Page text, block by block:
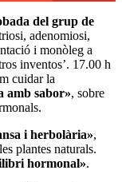
del grup de
adenomiosi,
i monòleg a
inventos’. 17.00 h
cuidar la
amb sabor», sobre
i herbolària»,
plantes naturals.
hormonal».